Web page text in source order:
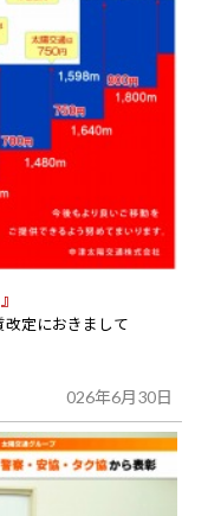
定におきまして
026年6月30日